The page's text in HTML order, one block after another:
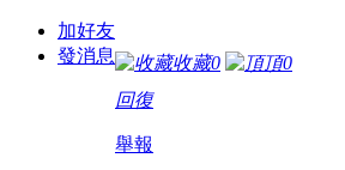
加好友
發消息
收藏0 頂0
回復
舉報